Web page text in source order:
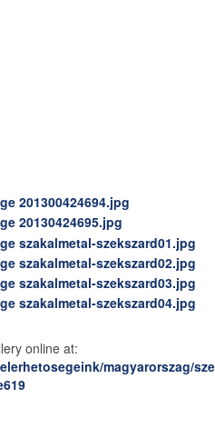
online at:
magyarorszag/